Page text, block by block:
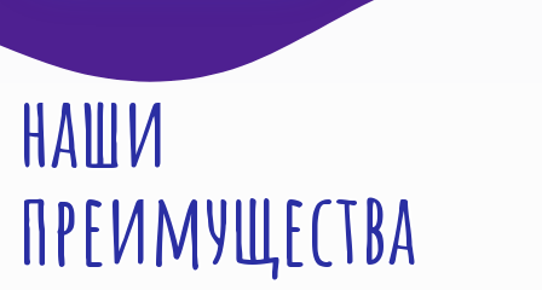
наши
преимущества